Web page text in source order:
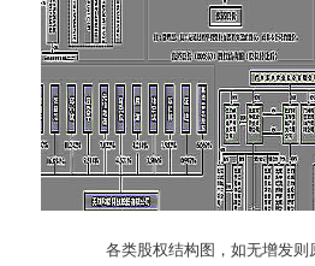
各类股权结构图，如无增发则